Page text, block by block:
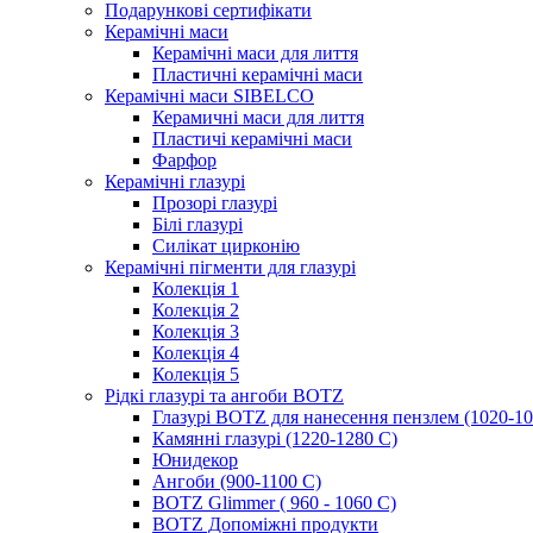
Подарункові сертифікати
Керамічні маси
Керамічні маси для лиття
Пластичні керамічні маси
Керамічні маси SIBELСO
Керамичні маси для лиття
Пластичі керамічні маси
Фарфор
Керамічні глазурі
Прозорі глазурі
Білі глазурі
Силікат цирконію
Керамічні пігменти для глазурі
Колекція 1
Колекція 2
Колекція 3
Колекція 4
Колекція 5
Рідкі глазурі та ангоби BOTZ
Глазурі BOTZ для нанесення пензлем (1020-
Камянні глазурі (1220-1280 С)
Юнидекор
Ангоби (900-1100 С)
BOTZ Glimmer ( 960 - 1060 С)
BOTZ Допоміжні продукти